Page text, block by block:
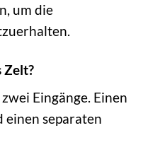
um die
Zelt?
Eingänge. Einen
einen separaten